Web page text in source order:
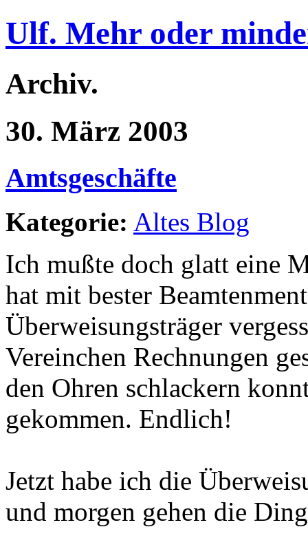
Ulf. Mehr oder
Archiv.
30. März 2003
Amtsgeschäfte
Kategorie: Altes Blog
Ich mußte doch glatt eine
hat mit bester
Überweisungsträger
Vereinchen Rechnungen
den Ohren schlackern
gekommen. Endlich!
Jetzt habe ich die
und morgen gehen die